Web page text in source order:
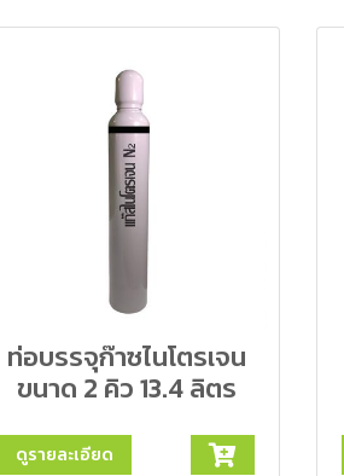
ท่อบรรจุก๊าซไนโตรเจน
ขนาด 2 คิว 13.4 ลิตร
ดูรายละเอียด